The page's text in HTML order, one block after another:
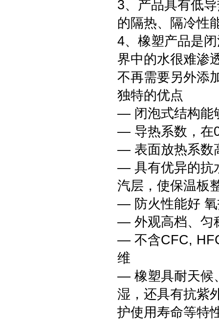
3、产品具有低
的隔热、隔冷性
4、橡塑产品是
界中的水很难渗
不再需要另外添
独特的优点
— 闭泡式结构能
— 导热系数，在
— 表面放热系数
— 具有优异的抗
汽层，使保温板
— 防火性能好
— 外观高档、匀
— 不含CFC,
维
— 橡塑具耐天候
湿，还具有抗紫
护使用寿命等特